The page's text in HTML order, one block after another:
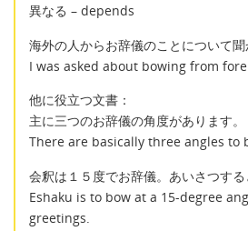
異なる – depends
海外の人からお辞儀のことについて
I was asked about bowing from
他に役立つ文書：
主に三つのお辞儀の角度があります。
There are basically three angles to
会釈は１５度でお辞儀。あいさつする
Eshaku is to bow at a 15-degree
greetings.